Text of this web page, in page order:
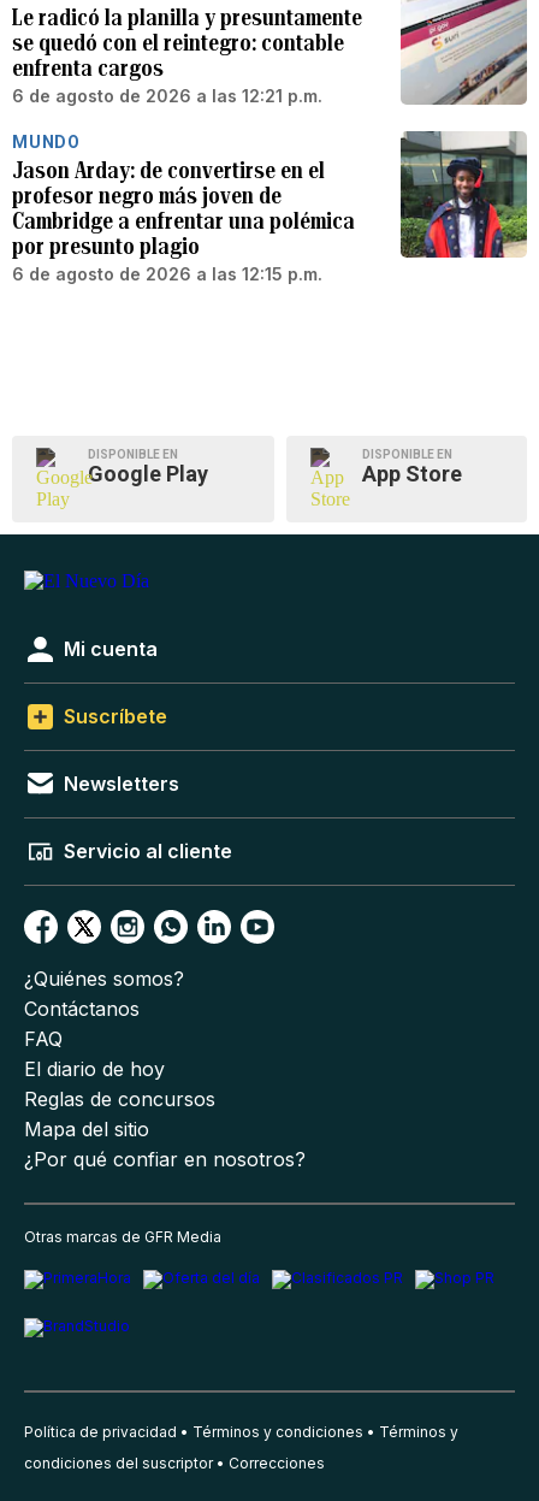
Le radicó la planilla y presuntamente
se quedó con el reintegro: contable
enfrenta cargos
6 de agosto de 2026 a las 12:21 p.m.
MUNDO
Jason Arday: de convertirse en el
profesor negro más joven de
Cambridge a enfrentar una polémica
por presunto plagio
6 de agosto de 2026 a las 12:15 p.m.
DISPONIBLE EN
Google Play
DISPONIBLE EN
App Store
Mi cuenta
Suscríbete
Newsletters
Servicio al cliente
¿Quiénes somos?
Contáctanos
FAQ
El diario de hoy
Reglas de concursos
Mapa del sitio
¿Por qué confiar en nosotros?
Otras marcas de GFR Media
Política de privacidad Términos y condiciones
Términos y
condiciones del suscriptor
Correcciones